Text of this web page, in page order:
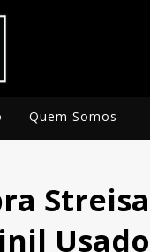
Quem Somos